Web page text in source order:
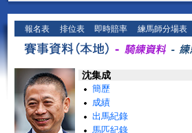
報名表 排位表 即時賠率 練馬師分場表
沈集成
簡歷
成績
出馬紀錄
馬匹紀錄